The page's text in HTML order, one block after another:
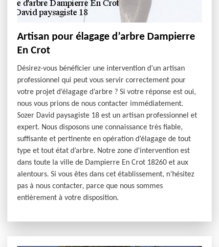
Artisan pour élagage d’arbre Dampierre
En Crot
Désirez-vous bénéficier une intervention d’un artisan
professionnel qui peut vous servir correctement pour
votre projet d’élagage d’arbre ? Si votre réponse est oui,
nous vous prions de nous contacter immédiatement.
Sozer David paysagiste 18 est un artisan professionnel et
expert. Nous disposons une connaissance très fiable,
suffisante et pertinente en opération d’élagage de tout
type et tout état d’arbre. Notre zone d’intervention est
dans toute la ville de Dampierre En Crot 18260 et aux
alentours. Si vous êtes dans cet établissement, n’hésitez
pas à nous contacter, parce que nous sommes
entièrement à votre disposition.